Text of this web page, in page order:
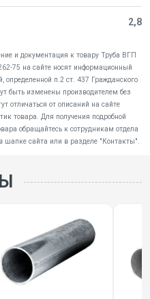
2,8
и документация к товару Труба ВГП
75 на сайте носят информационный
определенной п.2 ст. 437 Гражданского
быть изменены производителем без
отличаться от описаний на сайте
товара. Для получения подробной
обращайтесь к сотрудникам отдела
сайта или в разделе "Контакты".